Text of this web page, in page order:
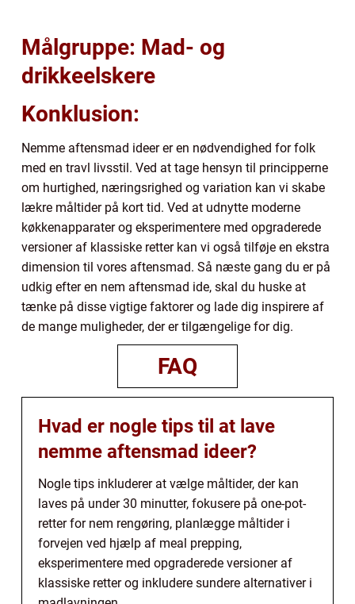
Målgruppe: Mad- og
drikkeelskere
Konklusion:
Nemme aftensmad ideer er en nødvendighed for folk
med en travl livsstil. Ved at tage hensyn til principperne
om hurtighed, næringsrighed og variation kan vi skabe
lækre måltider på kort tid. Ved at udnytte moderne
køkkenapparater og eksperimentere med opgraderede
versioner af klassiske retter kan vi også tilføje en ekstra
dimension til vores aftensmad. Så næste gang du er på
udkig efter en nem aftensmad ide, skal du huske at
tænke på disse vigtige faktorer og lade dig inspirere af
de mange muligheder, der er tilgængelige for dig.
FAQ
Hvad er nogle tips til at lave
nemme aftensmad ideer?
Nogle tips inkluderer at vælge måltider, der kan
laves på under 30 minutter, fokusere på one-pot-
retter for nem rengøring, planlægge måltider i
forvejen ved hjælp af meal prepping,
eksperimentere med opgraderede versioner af
klassiske retter og inkludere sundere alternativer i